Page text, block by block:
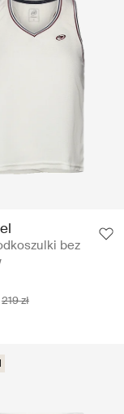
bez
219 zł